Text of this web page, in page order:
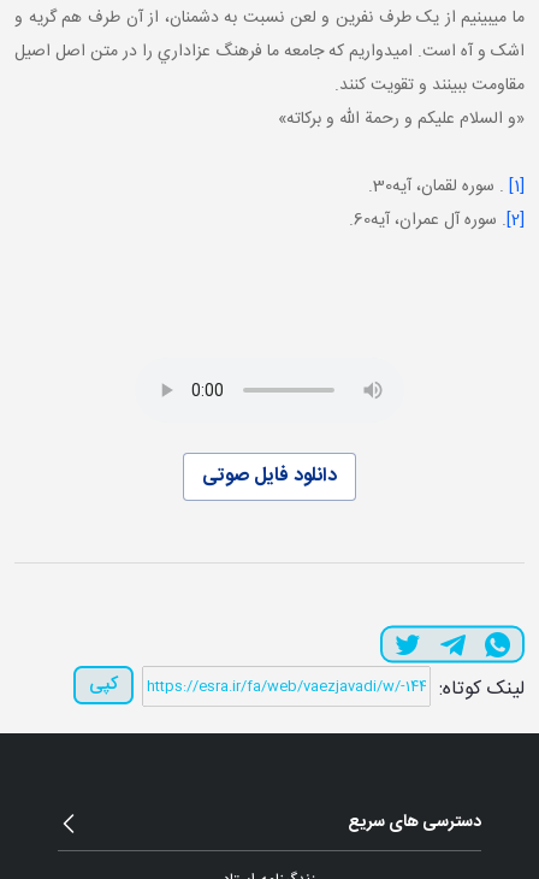
ما مي بينيم از يک طرف نفرين و لعن نسبت به دشمنان، از آن طرف هم گريه و
اشک و آه است. اميدواريم که جامعه ما فرهنگ عزاداري را در متن اصل اصيل
مقاومت ببينند و تقويت کنند.
«و السلام عليکم و رحمة الله و برکاته»
. سوره لقمان، آيه30.
. سوره آل عمران، آيه60.
دانلود فایل صوتی
لینک کوتاه: کپی
دسترسی های سریع